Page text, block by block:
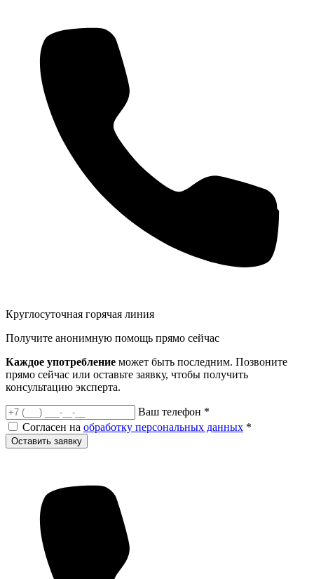
Круглосуточная горячая линия
Получите анонимную помощь прямо сейчас
Каждое употребление может быть последним. Позвоните
прямо сейчас или оставьте заявку, чтобы получить
консультацию эксперта.
Ваш телефон *
Согласен на обработку персональных данных *
Оставить заявку